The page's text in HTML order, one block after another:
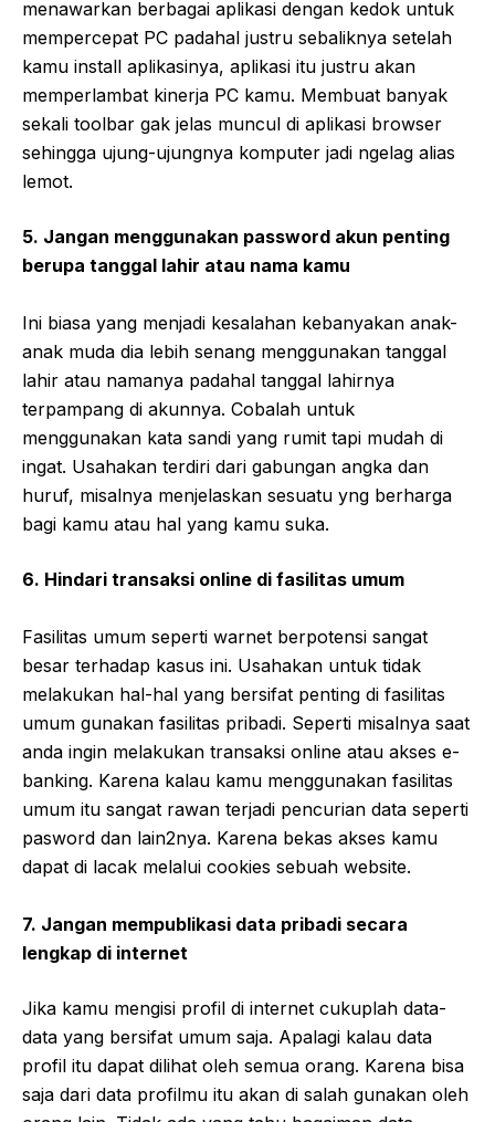
menawarkan berbagai aplikasi dengan kedok untuk
mempercepat PC padahal justru sebaliknya setelah
kamu install aplikasinya, aplikasi itu justru akan
memperlambat kinerja PC kamu. Membuat banyak
sekali toolbar gak jelas muncul di aplikasi browser
sehingga ujung-ujungnya komputer jadi ngelag alias
lemot.
5. Jangan menggunakan password akun penting
berupa tanggal lahir atau nama kamu
Ini biasa yang menjadi kesalahan kebanyakan anak-
anak muda dia lebih senang menggunakan tanggal
lahir atau namanya padahal tanggal lahirnya
terpampang di akunnya. Cobalah untuk
menggunakan kata sandi yang rumit tapi mudah di
ingat. Usahakan terdiri dari gabungan angka dan
huruf, misalnya menjelaskan sesuatu yng berharga
bagi kamu atau hal yang kamu suka.
6. Hindari transaksi online di fasilitas umum
Fasilitas umum seperti warnet berpotensi sangat
besar terhadap kasus ini. Usahakan untuk tidak
melakukan hal-hal yang bersifat penting di fasilitas
umum gunakan fasilitas pribadi. Seperti misalnya saat
anda ingin melakukan transaksi online atau akses e-
banking. Karena kalau kamu menggunakan fasilitas
umum itu sangat rawan terjadi pencurian data seperti
pasword dan lain2nya. Karena bekas akses kamu
dapat di lacak melalui cookies sebuah website.
7. Jangan mempublikasi data pribadi secara
lengkap di internet
Jika kamu mengisi profil di internet cukuplah data-
data yang bersifat umum saja. Apalagi kalau data
profil itu dapat dilihat oleh semua orang. Karena bisa
saja dari data profilmu itu akan di salah gunakan oleh